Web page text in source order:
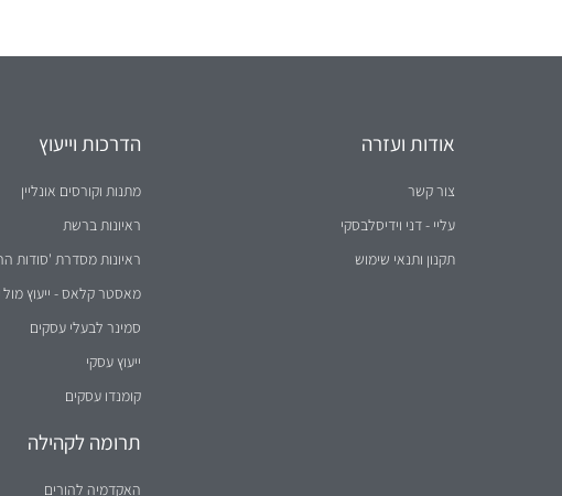
אודות ועזרה
צור קשר
עליי - דני וידיסלבסקי
תקנון ותנאי שימוש
הדרכות וייעוץ
מתנות וקורסים אונליין
ראיונות ברשת
ראיונות מסדרת 'סודות
מאסטר קלאס - ייעוץ
סמינר לבעלי עסקים
ייעוץ עסקי
קומנדו עסקים
תרומה לקהילה
האקדמיה להורים